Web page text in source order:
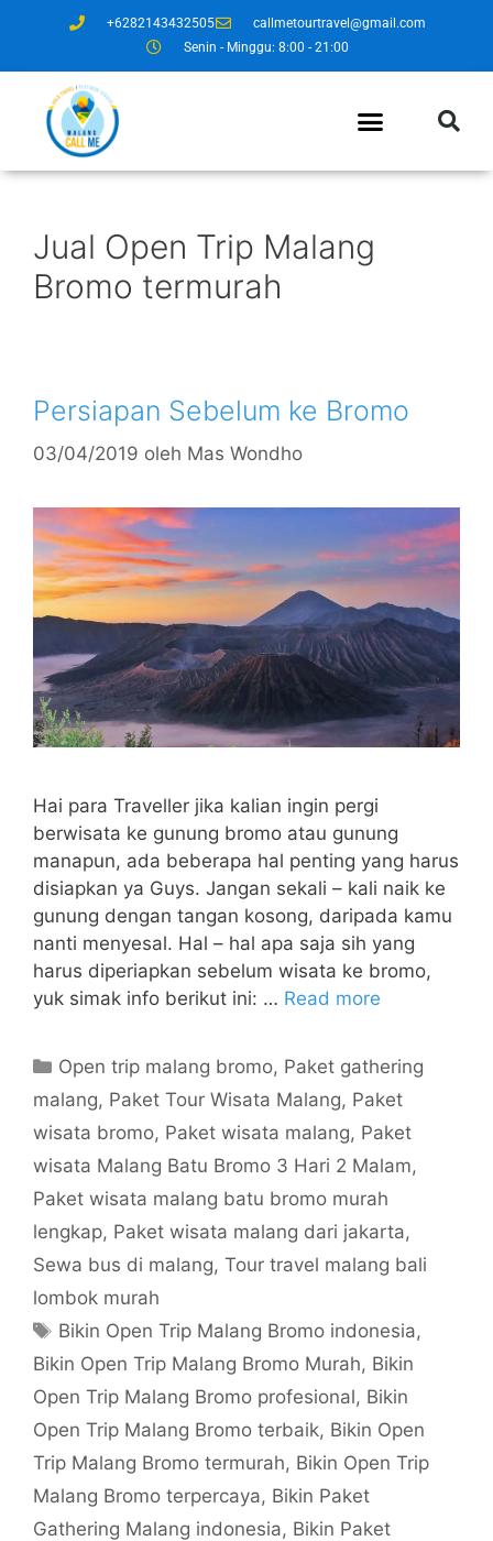
+6282143432505
callmetourtravel@gmail.com
Senin - Minggu: 8:00 - 21:00
Jual Open Trip Malang
Bromo termurah
Persiapan Sebelum ke Bromo
03/04/2019 oleh Mas Wondho
Hai para Traveller jika kalian ingin pergi
berwisata ke gunung bromo atau gunung
manapun, ada beberapa hal penting yang harus
disiapkan ya Guys. Jangan sekali – kali naik ke
gunung dengan tangan kosong, daripada kamu
nanti menyesal. Hal – hal apa saja sih yang
harus diperiapkan sebelum wisata ke bromo,
yuk simak info berikut ini: … Read more
Open trip malang bromo, Paket gathering
malang, Paket Tour Wisata Malang, Paket
wisata bromo, Paket wisata malang, Paket
wisata Malang Batu Bromo 3 Hari 2 Malam,
Paket wisata malang batu bromo murah
lengkap, Paket wisata malang dari jakarta,
Sewa bus di malang, Tour travel malang bali
lombok murah
Bikin Open Trip Malang Bromo indonesia,
Bikin Open Trip Malang Bromo Murah, Bikin
Open Trip Malang Bromo profesional, Bikin
Open Trip Malang Bromo terbaik, Bikin Open
Trip Malang Bromo termurah, Bikin Open Trip
Malang Bromo terpercaya, Bikin Paket
Gathering Malang indonesia, Bikin Paket